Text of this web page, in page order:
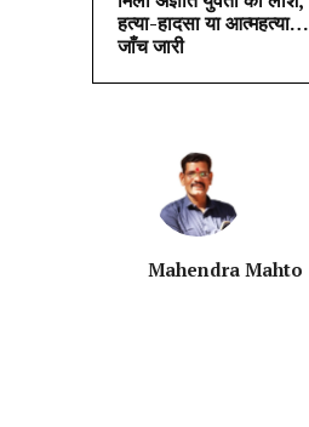
हत्या-हादसा या आत्महत्या…
जाँच जारी
Mahendra Mahto